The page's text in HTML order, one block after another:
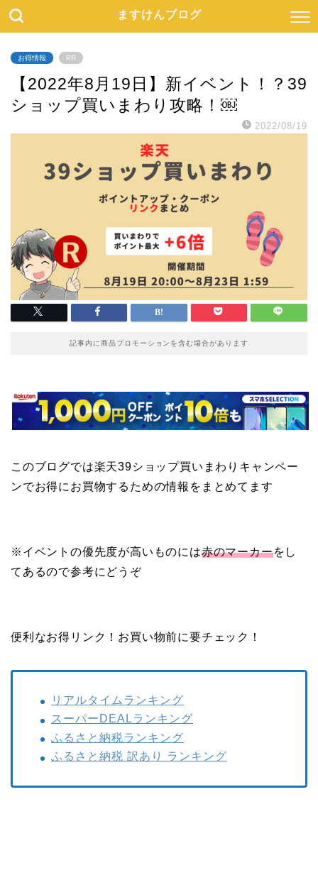
ますけんブログ
お得情報 PR
【2022年8月19日】新イベント！？39
ショップ買いまわり攻略！￼
2022/08/19
記事内に商品プロモーションを含む場合があります
このブログでは楽天39ショップ買いまわりキャンペー
ンでお得にお買物するための情報をまとめてます
※イベントの優先度が高いものには赤のマーカーをし
てあるので参考にどうぞ
便利なお得リンク！お買い物前に要チェック！
リアルタイムランキング
スーパーDEALランキング
ふるさと納税ランキング
ふるさと納税 訳あり ランキング